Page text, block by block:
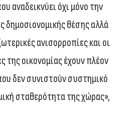
αναδεικνύει όχι μόνο την
δημοσιονομικής θέσης αλλά
ανισορροπίες και οι
της οικονομίας έχουν πλέον
δεν συνιστούν συστημικό
σταθερότητα της χώρας»,